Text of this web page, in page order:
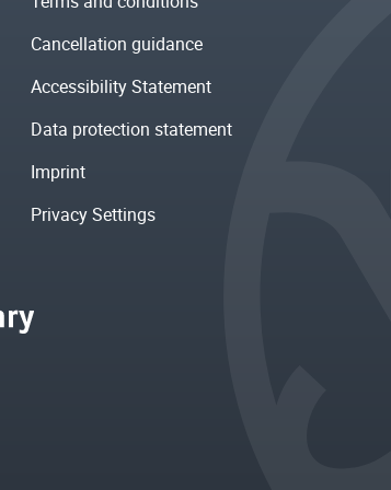
Cancellation guidance
Accessibility Statement
Data protection statement
Imprint
Privacy Settings